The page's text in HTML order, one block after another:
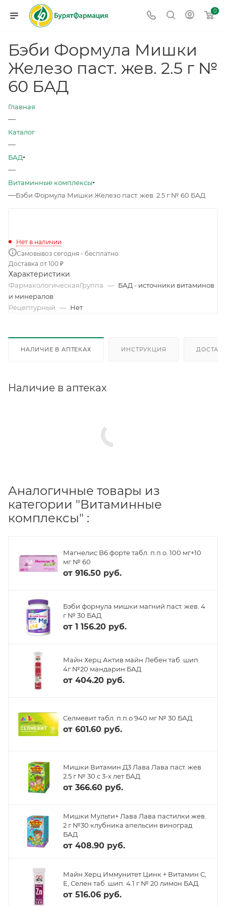
0
Бэби Формула Мишки
Железо паст. жев. 2.5 г №
60 БАД
Главная
—
Каталог
—
БАД
—
Витаминные комплексы
—Бэби Формула Мишки Железо паст. жев. 2.5 г № 60 БАД
Нет в наличии
Самовывоз сегодня - бесплатно
Доставка от 100 ₽
Характеристики
ФармакологическаяГруппа — БАД - источники витаминов
и минералов
Рецептурный — Нет
НАЛИЧИЕ В АПТЕКАХ ИНСТРУКЦИЯ
Наличие в аптеках
Аналогичные товары из
категории "Витаминные
комплексы" :
Магнелис B6 форте табл. п.п.о. 100 мг+10
мг № 60
от 916.50 руб.
Бэби формула мишки магний паст. жев. 4
г № 30 БАД
от 1 156.20 руб.
Майн Херц Актив майн Лебен таб. шип.
4г №20 мандарин БАД
от 404.20 руб.
Селмевит табл. п.п.о 940 мг № 30 БАД
от 601.60 руб.
Мишки Витамин Д3 Лава Лава паст. жев.
2.5 г № 30 с 3-х лет БАД
от 366.60 руб.
Мишки Мульти+ Лава Лава пастилки жев.
2 г №30 клубника апельсин виноград
БАД
от 408.90 руб.
Майн Херц Иммунитет Цинк + Витамин С,
Е, Селен таб. шип. 4.1 г № 20 лимон БАД
от 516.06 руб.